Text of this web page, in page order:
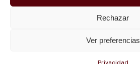
Rechazar
Ver preferencias
Privacidad